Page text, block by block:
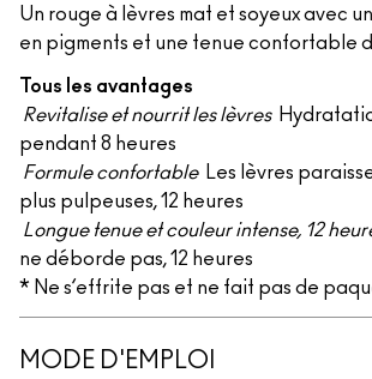
Un rouge à lèvres mat et soyeux avec
en pigments et une tenue confortable
Tous les avantages
Revitalise et nourrit les lèvres
pendant 8 heures
Formule confortable Les lèvres
plus pulpeuses, 12 heures
Longue tenue et couleur intense, 12
ne déborde pas, 12 heures
* Ne s’effrite pas et ne fait pas de
MODE D'EMPLOI